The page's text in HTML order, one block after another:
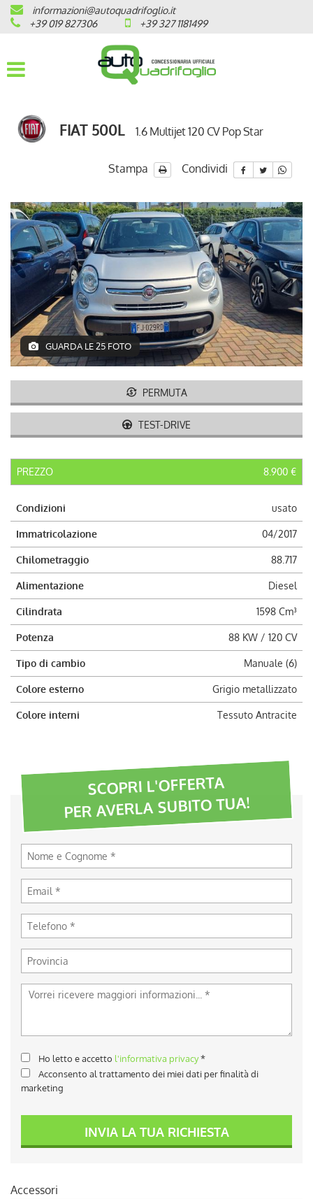
HOME
AZIENDA
OPEL
PRONTA CONSEGNA / KM 0
VEICOLI CON ECOBONUS
AUTO USATE
ACQUISTIAMO USATO
ASSISTENZA
CONTATTI
LAVORA CON NOI
NEWS
AREA COMMERCIANTI
informazioni@autoquadrifoglio.it
+39 019 827306
+39 327 1181499
FIAT 500L 1.6 Multijet 120 CV Pop Star
Stampa Condividi
GUARDA LE 25 FOTO
PERMUTA
TEST-DRIVE
PREZZO 8.900 €
Condizioni usato
Immatricolazione 04/2017
Chilometraggio 88.717
Alimentazione Diesel
Cilindrata 1598 Cm³
Potenza 88 KW / 120 CV
Tipo di cambio Manuale (6)
Colore esterno Grigio metallizzato
Colore interni Tessuto Antracite
SCOPRI L'OFFERTA
PER AVERLA SUBITO TUA!
Ho letto e accetto l'informativa privacy*
Acconsento al trattamento dei miei dati per finalità di
marketing
INVIA LA TUA RICHIESTA
Accessori